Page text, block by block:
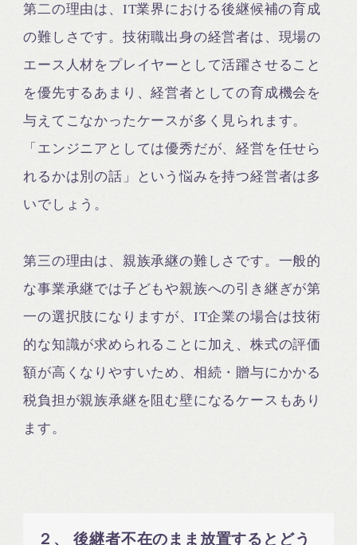
第二の理由は、IT業界における後継候補の育成
の難しさです。技術職出身の経営者は、現場の
エース人材をプレイヤーとして活躍させること
を優先するあまり、経営者としての育成機会を
与えてこなかったケースが多く見られます。
「エンジニアとしては優秀だが、経営を任せら
れるかは別の話」という悩みを持つ経営者は多
いでしょう。
第三の理由は、親族承継の難しさです。一般的
な事業承継では子どもや親族への引き継ぎが第
一の選択肢になりますが、IT企業の場合は技術
的な知識が求められることに加え、株式の評価
額が高くなりやすいため、相続・贈与にかかる
税負担が親族承継を阻む壁になるケースもあり
ます。
２、 後継者不在のまま放置するとどう